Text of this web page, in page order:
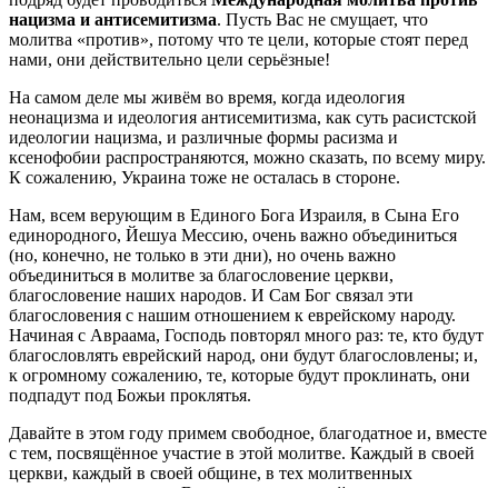
нацизма и антисемитизма. Пусть Вас не смущает, что
молитва «против», потому что те цели, которые стоят перед
нами, они действительно цели серьёзные!
На самом деле мы живём во время, когда идеология
неонацизма и идеология антисемитизма, как суть расистской
идеологии нацизма, и различные формы расизма и
ксенофобии распространяются, можно сказать, по всему миру.
К сожалению, Украина тоже не осталась в стороне.
Нам, всем верующим в Единого Бога Израиля, в Сына Его
единородного, Йешуа Мессию, очень важно объединиться
(но, конечно, не только в эти дни), но очень важно
объединиться в молитве за благословение церкви,
благословение наших народов. И Сам Бог связал эти
благословения с нашим отношением к еврейскому народу.
Начиная с Авраама, Господь повторял много раз: те, кто будут
благословлять еврейский народ, они будут благословлены; и,
к огромному сожалению, те, которые будут проклинать, они
подпадут под Божьи проклятья.
Давайте в этом году примем свободное, благодатное и, вместе
с тем, посвящённое участие в этой молитве. Каждый в своей
церкви, каждый в своей общине, в тех молитвенных